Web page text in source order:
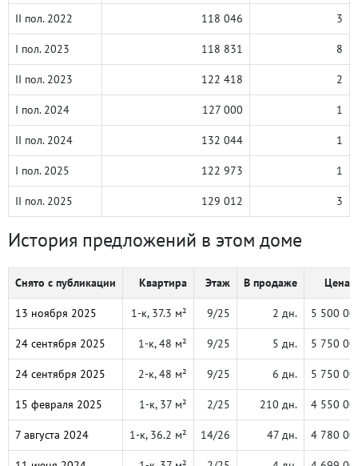
II пол. 2022 118 046 3
I пол. 2023 118 831 8
II пол. 2023 122 418 2
I пол. 2024 127 000 1
II пол. 2024 132 044 1
I пол. 2025 122 973 1
II пол. 2025 129 012 3
История предложений в этом доме
Снято с публикации Квартира Этаж В продаже Цена,
13 ноября 2025 1-к, 37.3 м² 9/25 2 дн. 5 500
24 сентября 2025 1-к, 48 м² 9/25 5 дн. 5 750
24 сентября 2025 2-к, 48 м² 9/25 6 дн. 5 750
15 февраля 2025 1-к, 37 м² 2/25 210 дн. 4 550
7 августа 2024 1-к, 36.2 м² 14/26 47 дн. 4 780